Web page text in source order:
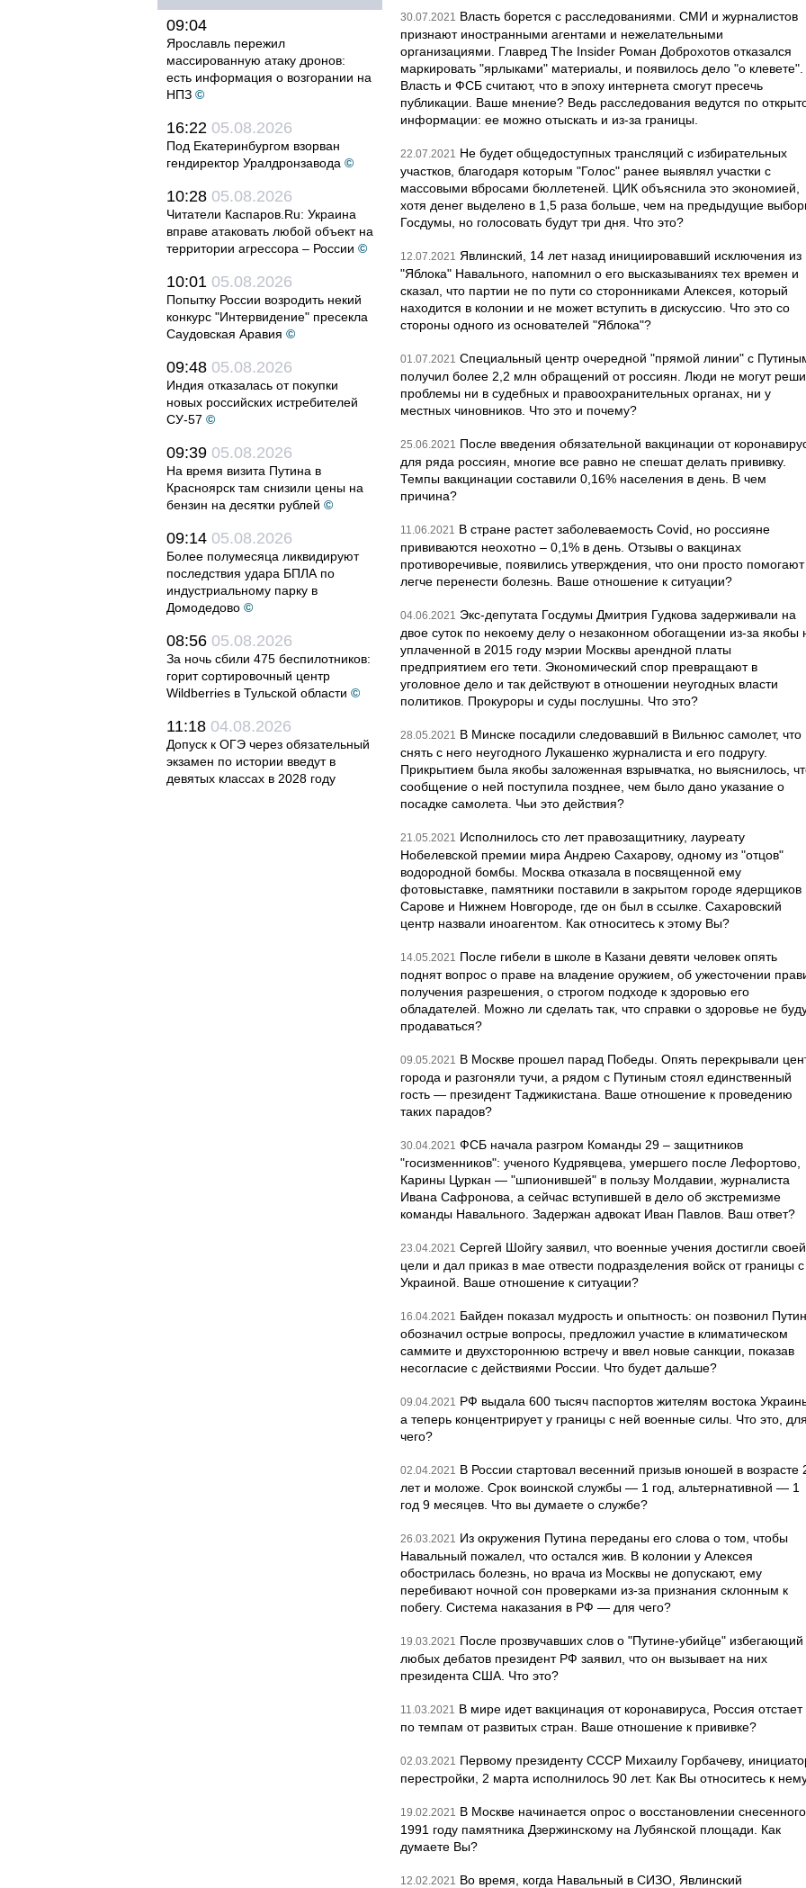
09:04
Ярославль пережил
массированную атаку дронов:
есть информация о возгорании на
НПЗ ©
16:22 05.08.2026
Под Екатеринбургом взорван
гендиректор Уралдронзавода ©
10:28 05.08.2026
Читатели Каспаров.Ru: Украина
вправе атаковать любой объект на
территории агрессора – России ©
10:01 05.08.2026
Попытку России возродить некий
конкурс "Интервидение" пресекла
Саудовская Аравия ©
09:48 05.08.2026
Индия отказалась от покупки
новых российских истребителей
СУ-57 ©
09:39 05.08.2026
На время визита Путина в
Красноярск там снизили цены на
бензин на десятки рублей ©
09:14 05.08.2026
Более полумесяца ликвидируют
последствия удара БПЛА по
индустриальному парку в
Домодедово ©
08:56 05.08.2026
За ночь сбили 475 беспилотников:
горит сортировочный центр
Wildberries в Тульской области ©
11:18 04.08.2026
Допуск к ОГЭ через обязательный
экзамен по истории введут в
девятых классах в 2028 году
30.07.2021 Власть борется с расследованиями. СМИ и журналистов
признают иностранными агентами и нежелательными
организациями. Главред The Insider Роман Доброхотов отказался
маркировать "ярлыками" материалы, и появилось дело "о клевете".
Власть и ФСБ считают, что в эпоху интернета смогут пресечь
публикации. Ваше мнение? Ведь расследования ведутся по
информации: ее можно отыскать и из-за границы.
22.07.2021 Не будет общедоступных трансляций с избирательных
участков, благодаря которым "Голос" ранее выявлял участки с
массовыми вбросами бюллетеней. ЦИК объяснила это экономией,
хотя денег выделено в 1,5 раза больше, чем на предыдущие
Госдумы, но голосовать будут три дня. Что это?
12.07.2021 Явлинский, 14 лет назад инициировавший исключения из
"Яблока" Навального, напомнил о его высказываниях тех времен и
сказал, что партии не по пути со сторонниками Алексея, который
находится в колонии и не может вступить в дискуссию. Что это со
стороны одного из основателей "Яблока"?
01.07.2021 Специальный центр очередной "прямой линии" с
получил более 2,2 млн обращений от россиян. Люди не могут
проблемы ни в судебных и правоохранительных органах, ни у
местных чиновников. Что это и почему?
25.06.2021 После введения обязательной вакцинации от
для ряда россиян, многие все равно не спешат делать прививку.
Темпы вакцинации составили 0,16% населения в день. В чем
причина?
11.06.2021 В стране растет заболеваемость Covid, но россияне
прививаются неохотно – 0,1% в день. Отзывы о вакцинах
противоречивые, появились утверждения, что они просто помогают
легче перенести болезнь. Ваше отношение к ситуации?
04.06.2021 Экс-депутата Госдумы Дмитрия Гудкова задерживали на
двое суток по некоему делу о незаконном обогащении из-за якобы
уплаченной в 2015 году мэрии Москвы арендной платы
предприятием его тети. Экономический спор превращают в
уголовное дело и так действуют в отношении неугодных власти
политиков. Прокуроры и суды послушны. Что это?
28.05.2021 В Минске посадили следовавший в Вильнюс самолет, что
снять с него неугодного Лукашенко журналиста и его подругу.
Прикрытием была якобы заложенная взрывчатка, но выяснилось,
сообщение о ней поступила позднее, чем было дано указание о
посадке самолета. Чьи это действия?
21.05.2021 Исполнилось сто лет правозащитнику, лауреату
Нобелевской премии мира Андрею Сахарову, одному из "отцов"
водородной бомбы. Москва отказала в посвященной ему
фотовыставке, памятники поставили в закрытом городе ядерщиков
Сарове и Нижнем Новгороде, где он был в ссылке. Сахаровский
центр назвали иноагентом. Как относитесь к этому Вы?
14.05.2021 После гибели в школе в Казани девяти человек опять
поднят вопрос о праве на владение оружием, об ужесточении
получения разрешения, о строгом подходе к здоровью его
обладателей. Можно ли сделать так, что справки о здоровье не
продаваться?
09.05.2021 В Москве прошел парад Победы. Опять перекрывали
города и разгоняли тучи, а рядом с Путиным стоял единственный
гость — президент Таджикистана. Ваше отношение к проведению
таких парадов?
30.04.2021 ФСБ начала разгром Команды 29 – защитников
"госизменников": ученого Кудрявцева, умершего после Лефортово,
Карины Цуркан — "шпионившей" в пользу Молдавии, журналиста
Ивана Сафронова, а сейчас вступившей в дело об экстремизме
команды Навального. Задержан адвокат Иван Павлов. Ваш ответ?
23.04.2021 Сергей Шойгу заявил, что военные учения достигли своей
цели и дал приказ в мае отвести подразделения войск от границы с
Украиной. Ваше отношение к ситуации?
16.04.2021 Байден показал мудрость и опытность: он позвонил
обозначил острые вопросы, предложил участие в климатическом
саммите и двухстороннюю встречу и ввел новые санкции, показав
несогласие с действиями России. Что будет дальше?
09.04.2021 РФ выдала 600 тысяч паспортов жителям востока
а теперь концентрирует у границы с ней военные силы. Что это, для
чего?
02.04.2021 В России стартовал весенний призыв юношей в возрасте
лет и моложе. Срок воинской службы — 1 год, альтернативной — 1
год 9 месяцев. Что вы думаете о службе?
26.03.2021 Из окружения Путина переданы его слова о том, чтобы
Навальный пожалел, что остался жив. В колонии у Алексея
обострилась болезнь, но врача из Москвы не допускают, ему
перебивают ночной сон проверками из-за признания склонным к
побегу. Система наказания в РФ — для чего?
19.03.2021 После прозвучавших слов о "Путине-убийце" избегающий
любых дебатов президент РФ заявил, что он вызывает на них
президента США. Что это?
11.03.2021 В мире идет вакцинация от коронавируса, Россия отстает
по темпам от развитых стран. Ваше отношение к прививке?
02.03.2021 Первому президенту СССР Михаилу Горбачеву,
перестройки, 2 марта исполнилось 90 лет. Как Вы относитесь к
19.02.2021 В Москве начинается опрос о восстановлении
1991 году памятника Дзержинскому на Лубянской площади. Как
думаете Вы?
12.02.2021 Во время, когда Навальный в СИЗО, Явлинский